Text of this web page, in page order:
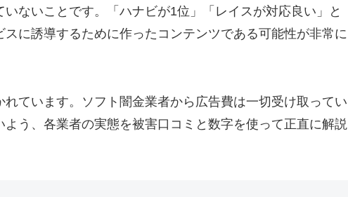
ないことです。「ハナビが1位」「レイスが対応良い」と
に誘導するために作ったコンテンツである可能性が非常に
ています。ソフト闇金業者から広告費は一切受け取ってい
う、各業者の実態を被害口コミと数字を使って正直に解説